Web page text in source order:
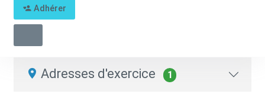
Adhérer
Kevin LEFRANC
Adresses d'exercice 1